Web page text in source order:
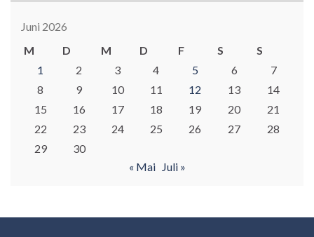
Juni 2026
M
D M D F S
S
1
2 3 4 5 6
7
8
9 10 11 12 13
14
15
16 17 18 19 20
21
22
23 24 25 26 27
28
29
30
« Mai
Juli »